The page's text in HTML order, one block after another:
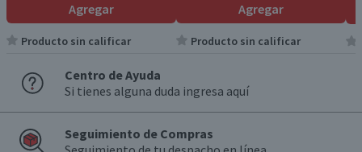
Agregar
Producto sin calificar
Agregar
Producto sin calificar
Centro de Ayuda
Si tienes alguna duda ingresa aquí
Seguimiento de Compras